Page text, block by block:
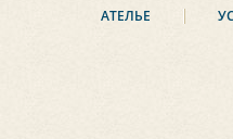
АТЕЛЬЕ